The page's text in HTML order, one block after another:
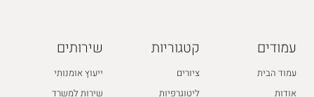
עמודים
עמוד הבית
אודות
קטגוריות
ציורים
ליטוגרפיות
שירותים
ייעוץ אומנותי
שירות למשרד